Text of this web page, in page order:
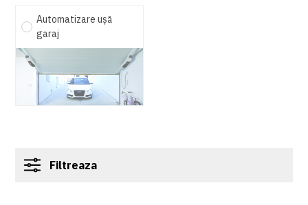
Automatizare ușă
garaj
Filtreaza